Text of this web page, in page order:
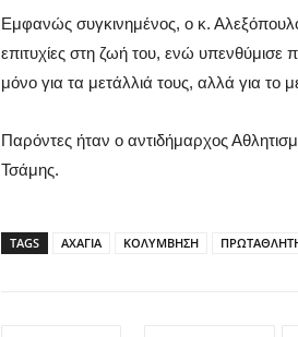
Εμφανώς συγκινημένος, ο κ.
επιτυχίες στη ζωή του, ενώ υπενθύμισε
μόνο για τα μετάλλιά τους, αλλά για το
Παρόντες ήταν ο αντιδήμαρχος
Τσάμης.
TAGS ΑΧΑΓΙΑ ΚΟΛΥΜΒΗΣΗ